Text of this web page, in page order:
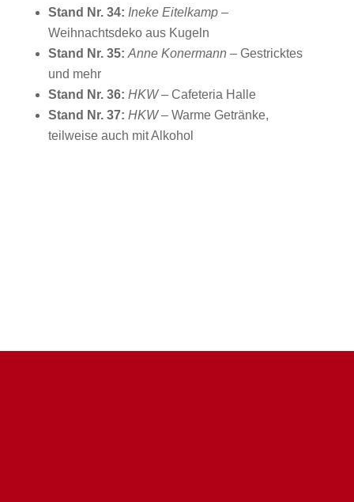
Stand Nr. 34: Ineke Eitelkamp–
Weihnachtsdeko aus Kugeln
Stand Nr. 35: Anne Konermann – Gestricktes
und mehr
Stand Nr. 36: HKW– Cafeteria Halle
Stand Nr. 37: HKW– Warme Getränke,
teilweise auch mit Alkohol